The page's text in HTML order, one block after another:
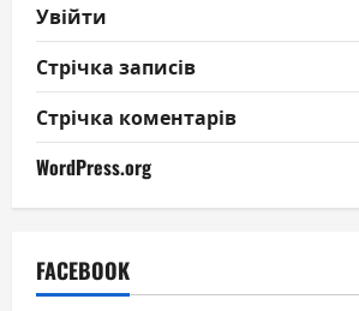
Увійти
Стрічка записів
Стрічка коментарів
WordPress.org
FACEBOOK